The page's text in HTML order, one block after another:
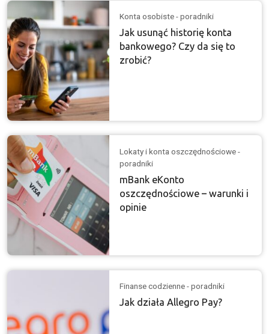
Konta osobiste - poradniki
Jak usunąć historię konta
bankowego? Czy da się to
zrobić?
Lokaty i konta oszczędnościowe -
poradniki
mBank eKonto
oszczędnościowe – warunki i
opinie
Finanse codzienne - poradniki
Jak działa Allegro Pay?